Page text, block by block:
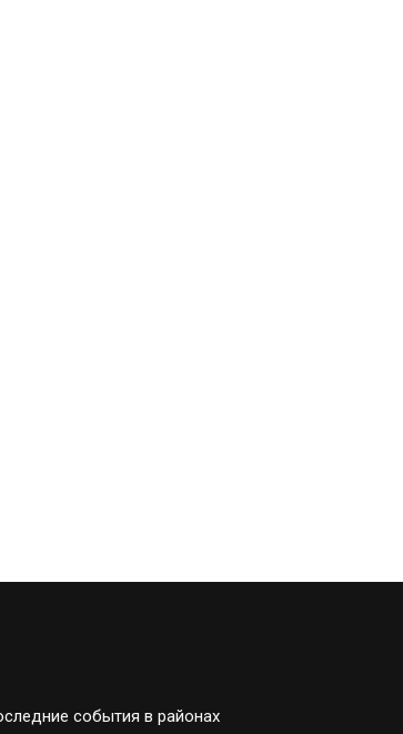
события в районах